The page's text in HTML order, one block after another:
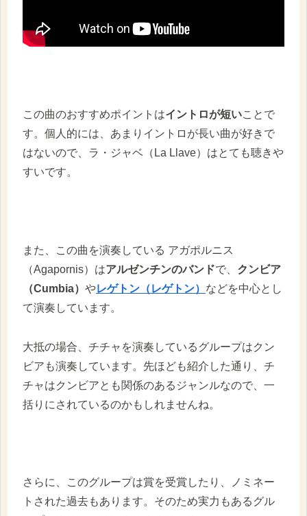
この曲のおすすめポイントはイントロが短いことで
す。個人的には、あまりイントロが長い曲が好きで
はないので、ラ・ジャベ（La Llave）はとても聴きや
すいです。
また、この曲を演奏している アガポルニス
（Agapornis）はアルゼンチンのバンドで、 クンビア
（Cumbia） やレゲトン（レゲトン） などを中心とし
て演奏しています。
大抵の場合、チチャを演奏しているグループはクン
ビアも演奏しています。先ほども紹介した通り、チ
チャはクンビアとも関係のあるジャンルなので、一
括りにされているのかもしれませんね。
さらに、このグループは賞を受賞したり、ノミネー
トされた過去もあります。そのため実力もあるグル